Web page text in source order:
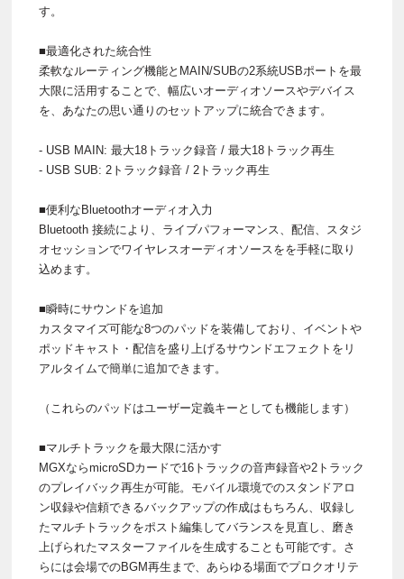
す。
■最適化された統合性
柔軟なルーティング機能とMAIN/SUBの2系統USBポートを最
大限に活用することで、幅広いオーディオソースやデバイス
を、あなたの思い通りのセットアップに統合できます。
- USB MAIN: 最大18トラック録音 / 最大18トラック再生
- USB SUB: 2トラック録音 / 2トラック再生
■便利なBluetoothオーディオ入力
Bluetooth 接続により、ライブパフォーマンス、配信、スタジ
オセッションでワイヤレスオーディオソースをを手軽に取り
込めます。
■瞬時にサウンドを追加
カスタマイズ可能な8つのパッドを装備しており、イベントや
ポッドキャスト・配信を盛り上げるサウンドエフェクトをリ
アルタイムで簡単に追加できます。
（これらのパッドはユーザー定義キーとしても機能します）
■マルチトラックを最大限に活かす
MGXならmicroSDカードで16トラックの音声録音や2トラック
のプレイバック再生が可能。モバイル環境でのスタンドアロ
ン収録や信頼できるバックアップの作成はもちろん、収録し
たマルチトラックをポスト編集してバランスを見直し、磨き
上げられたマスターファイルを生成することも可能です。さ
らには会場でのBGM再生まで、あらゆる場面でプロクオリテ